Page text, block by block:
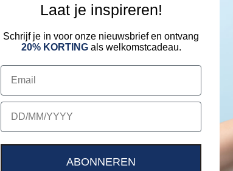
Laat je inspireren!
Schrijf je in voor onze nieuwsbrief en ontvang
20% KORTINGals welkomstcadeau.
Email
birthday
ABONNEREN